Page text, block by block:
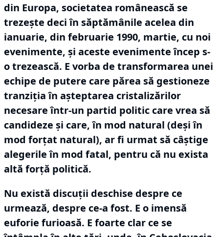
din Europa, societatea românească se
trezește deci în săptămânile acelea din
ianuarie, din februarie 1990, martie, cu noi
evenimente, și aceste evenimente încep s-
o trezească. E vorba de transformarea unei
echipe de putere care părea să gestioneze
tranziția în așteptarea cristalizărilor
necesare într-un partid politic care vrea să
candideze și care, în mod natural (deși în
mod forțat natural), ar fi urmat să câștige
alegerile în mod fatal, pentru că nu exista
altă forță politică.
Nu există discuții deschise despre ce
urmează, despre ce-a fost. E o imensă
euforie furioasă. E foarte clar ce se